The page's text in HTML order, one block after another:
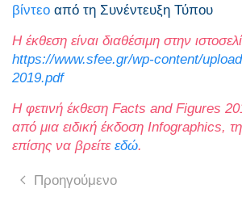
βίντεο από τη Συνέντευξη Τύπου
Η έκθεση είναι διαθέσιμη στην
https://www.sfee.gr/wp-content/
2019.pdf
Η φετινή έκθεση Facts and Figures
από μια ειδική έκδοση Infographics,
επίσης να βρείτε εδώ.
Προηγούμενο